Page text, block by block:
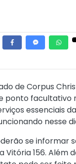
de Corpus
ponto facultativo
essenciais
nesse
se informar
Vitória 156. Além